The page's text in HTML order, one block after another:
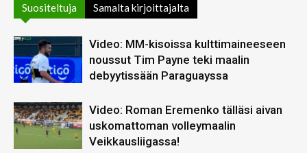
Suositeltuja Samalta kirjoittajalta
Video: MM-kisoissa kulttimaineeseen
noussut Tim Payne teki maalin
debyytissään Paraguayssa
Video: Roman Eremenko tälläsi aivan
uskomattoman volleymaalin
Veikkausliigassa!